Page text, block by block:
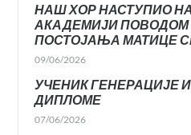
НАШ ХОР НАСТУПИО
АКАДЕМИЈИ ПОВОДОМ
ПОСТОЈАЊА МАТИЦЕ
09/06/2026
УЧЕНИК ГЕНЕРАЦИЈЕ
ДИПЛОМЕ
07/06/2026